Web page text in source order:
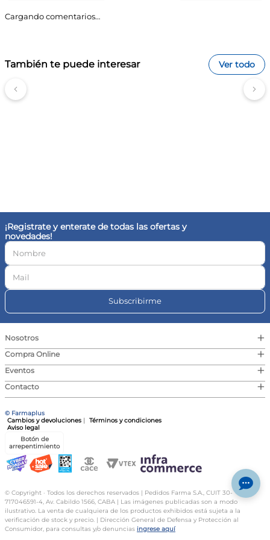
Hidratación duradera:
Fórmula hipoalergénica:Reduce el riesgo de
reacciones alérgicas, siendo seguro para la piel
tu bebé siempre hidratada y protegida.
Aplicá una pequeña cantidad y masajeá suavemente
para crear espuma, asegurando una limpieza efectiva.
Enjuagá con abundante agua para eliminar cualquier
Consultá con tu pediatra si notás alguna reacción
inusual en la piel de tu bebé.
¿Es seguro para recién nacidos?
Sí, el Jabón Líquido Dove Baby Humectación Enriquecida es
¿Contiene fragancias?
Sí, tiene una fragancia especial para piel de bebé que
proporciona un aroma agradable y delicado.
¿Es hipoalergénico?
Sí, su fórmula hipoalergénica está diseñada para minimizar
el riesgo de alergias en la piel del bebé.
¿Cómo se debe usar?
Se recomienda aplicar una pequeña cantidad sobre la piel
mojada del bebé, masajear suavemente y enjuagar con
abundante agua.
¿Es libre de sulfatos?
Sí, este jabón está formulado sin sulfatos ni parabenos,
garantizando un cuidado suave y seguro.
Especificaciones:
Tipo: Jabón Líquido | Función: Limpieza e Hidratación |
Textura: Líquida | Contenido: 200ml
Cargando comentarios…
También te puede interesar Ver todo
¡Registrate y enterate de todas las ofertas y
novedades!
Subscribirme
Nosotros +
Compra Online +
Eventos +
Contacto +
© Farmaplus
Cambios y devoluciones | Términos y condiciones
Aviso legal
Botón de
arrepentimiento
© Copyright · Todos los derechos reservados | Pedidos Farma S.A., CUIT 30-
717046591-4, Av. Cabildo 1566, CABA | Las imágenes publicadas son a modo
ilustrativo. La venta de cualquiera de los productos exhibidos está sujeta a la
verificación de stock y precio. | Dirección General de Defensa y Protección al
Consumidor, para consultas y/o denuncias ingrese aquí